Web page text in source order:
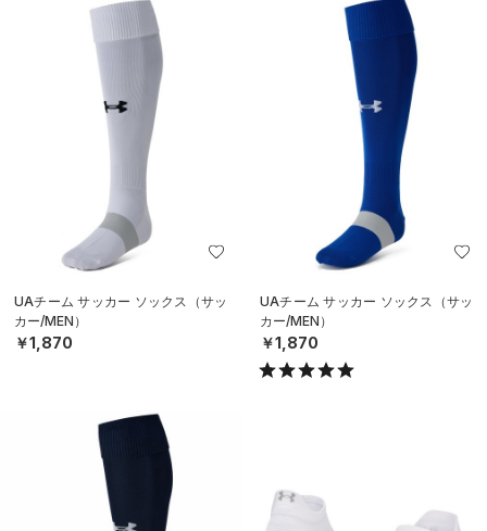
UAチーム サッカー ソックス（サッ
カー/MEN）
￥1,870
UAチーム サッカー ソックス（サッ
カー/MEN）
￥1,870